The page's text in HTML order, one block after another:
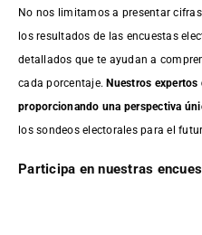
No nos limitamos a presentar
los resultados de las encuestas
detallados que te ayudan a
cada porcentaje.Nuestros expertos
proporcionando una perspectiva
los sondeos electorales para el
Participa en nuestras